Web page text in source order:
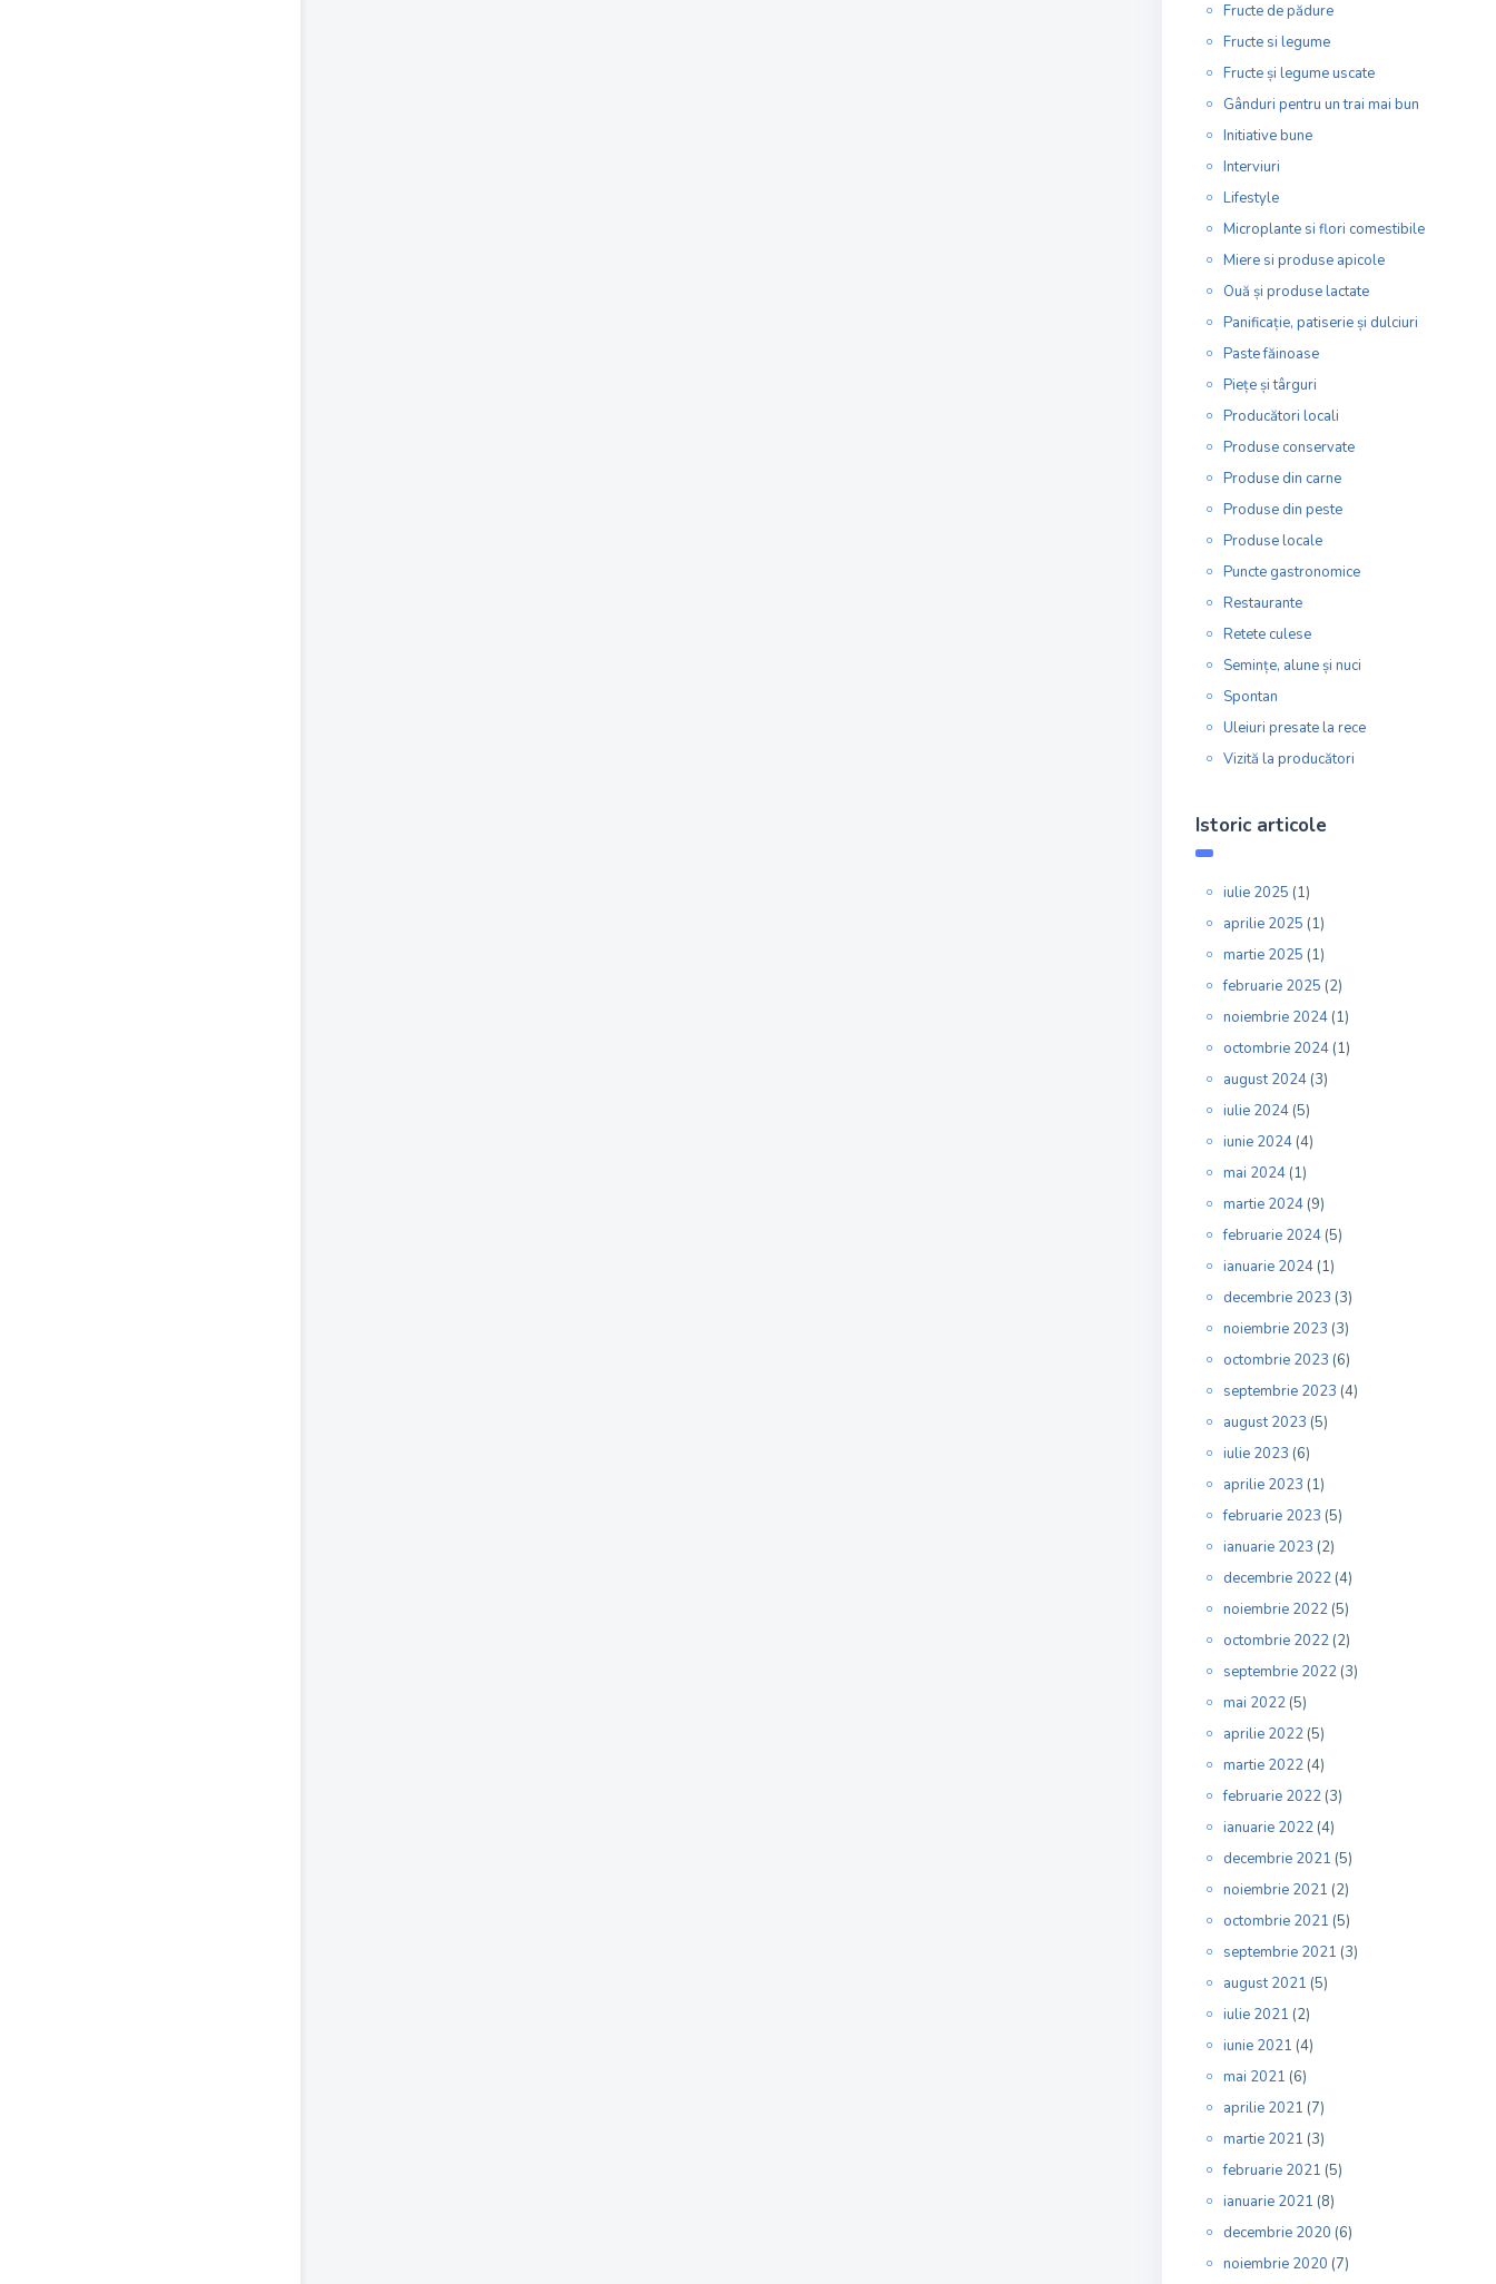
Fructe de pădure
Fructe si legume
Fructe și legume uscate
Gânduri pentru un trai mai bun
Initiative bune
Interviuri
Lifestyle
Microplante si flori comestibile
Miere si produse apicole
Ouă și produse lactate
Panificație, patiserie și dulciuri
Paste făinoase
Piețe și târguri
Producători locali
Produse conservate
Produse din carne
Produse din peste
Produse locale
Puncte gastronomice
Restaurante
Retete culese
Semințe, alune și nuci
Spontan
Uleiuri presate la rece
Vizită la producători
Istoric articole
iulie 2025 (1)
aprilie 2025 (1)
martie 2025 (1)
februarie 2025 (2)
noiembrie 2024 (1)
octombrie 2024 (1)
august 2024 (3)
iulie 2024 (5)
iunie 2024 (4)
mai 2024 (1)
martie 2024 (9)
februarie 2024 (5)
ianuarie 2024 (1)
decembrie 2023 (3)
noiembrie 2023 (3)
octombrie 2023 (6)
septembrie 2023 (4)
august 2023 (5)
iulie 2023 (6)
aprilie 2023 (1)
februarie 2023 (5)
ianuarie 2023 (2)
decembrie 2022 (4)
noiembrie 2022 (5)
octombrie 2022 (2)
septembrie 2022 (3)
mai 2022 (5)
aprilie 2022 (5)
martie 2022 (4)
februarie 2022 (3)
ianuarie 2022 (4)
decembrie 2021 (5)
noiembrie 2021 (2)
octombrie 2021 (5)
septembrie 2021 (3)
august 2021 (5)
iulie 2021 (2)
iunie 2021 (4)
mai 2021 (6)
aprilie 2021 (7)
martie 2021 (3)
februarie 2021 (5)
ianuarie 2021 (8)
decembrie 2020 (6)
noiembrie 2020 (7)